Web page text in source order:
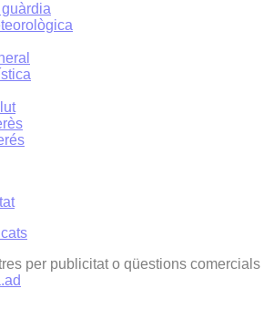
per publicitat o qüestions comercials